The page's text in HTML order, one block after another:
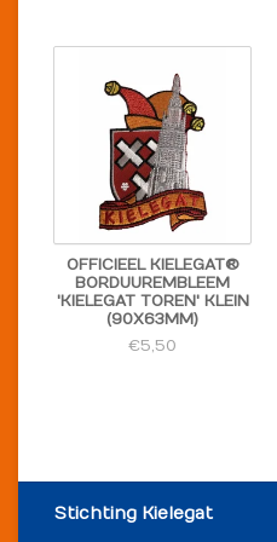
OFFICIEEL KIELEGAT®
BORDUUREMBLEEM
'KIELEGAT TOREN' KLEIN
(90X63MM)
€5,50
Stichting Kielegat